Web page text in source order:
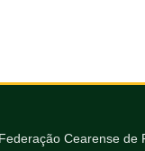
Federação Cearense de